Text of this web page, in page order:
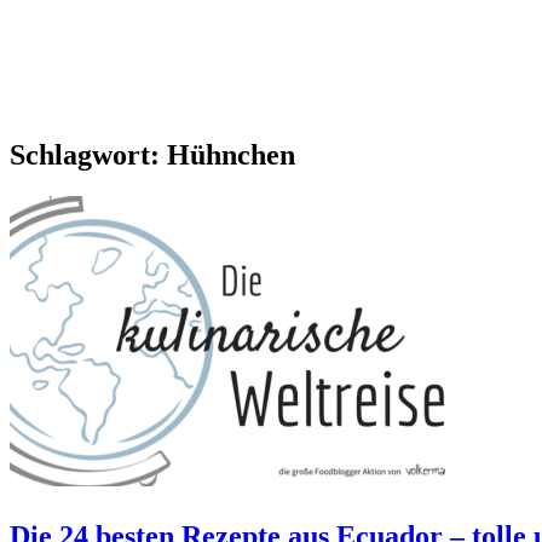
Schlagwort: Hühnchen
Die 24 besten Rezepte aus Ecuador –